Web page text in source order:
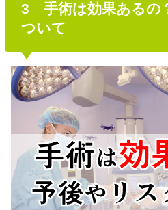
3 手術は効果あるの
ついて